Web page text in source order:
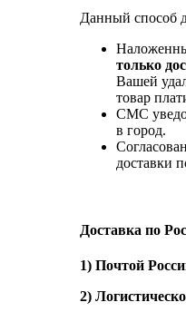
Данный способ
только
Вашей
товар
СМС
в город.
доставки
Доставка по
1) Почтой
2)